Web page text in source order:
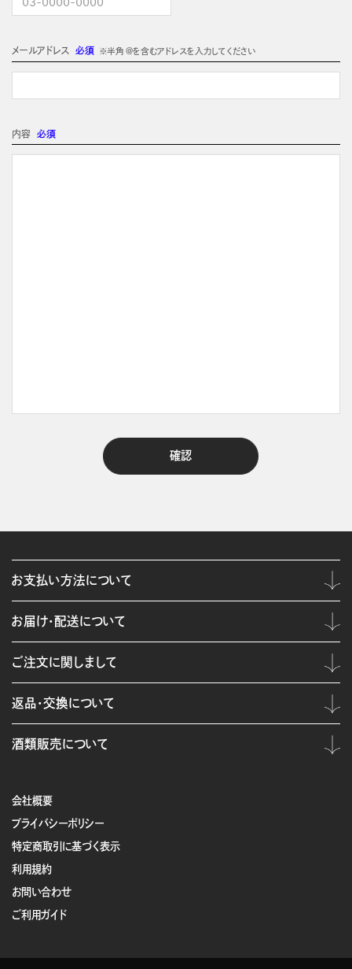
メールアドレス 必須 ※半角 @を含むアドレスを入力してください
内容 必須
会社概要
プライバシーポリシー
特定商取引に基づく表示
利用規約
お問い合わせ
ご利用ガイド
お支払い方法について
お届け・配送について
ご注文に関しまして
返品・交換について
酒類販売について